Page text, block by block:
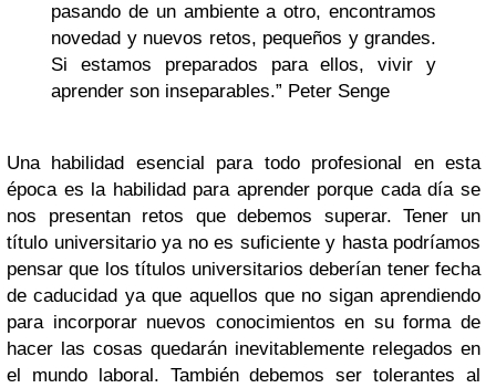
pasando de un ambiente a otro, encontramos
novedad y nuevos retos, pequeños y grandes.
Si estamos preparados para ellos, vivir y
aprender son inseparables.” Peter Senge
Una habilidad esencial para todo profesional en esta
época es la habilidad para aprender porque cada día se
nos presentan retos que debemos superar. Tener un
título universitario ya no es suficiente y hasta podríamos
pensar que los títulos universitarios deberían tener fecha
de caducidad ya que aquellos que no sigan aprendiendo
para incorporar nuevos conocimientos en su forma de
hacer las cosas quedarán inevitablemente relegados en
el mundo laboral. También debemos ser tolerantes al